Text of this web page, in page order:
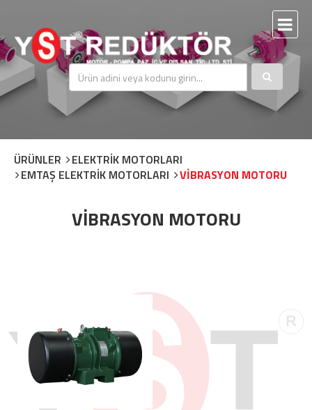
ÜRÜNLER
ELEKTRİK MOTORLARI
EMTAŞ ELEKTRİK MOTORLARI
VİBRASYON MOTORU
VİBRASYON MOTORU